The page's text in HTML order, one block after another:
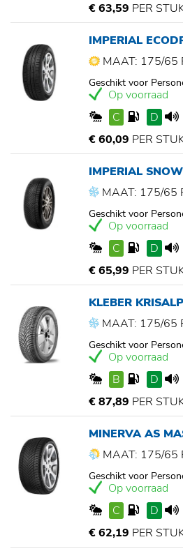
€ 63,59 PER
IMPERIAL
MAAT: 175/65
Geschikt voor
Op voorraad
C
D
€ 60,09 PER
IMPERIAL
MAAT: 175/65
Geschikt voor
Op voorraad
C
D
€ 65,99 PER
KLEBER
MAAT: 175/65
Geschikt voor
Op voorraad
B
D
€ 87,89 PER
MINERVA AS
MAAT: 175/65
Geschikt voor
Op voorraad
C
D
€ 62,19 PER